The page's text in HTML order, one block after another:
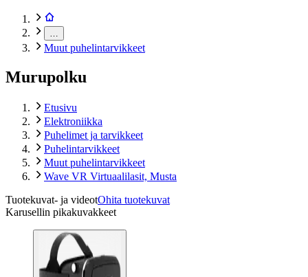
Muut puhelintarvikkeet
Murupolku
Etusivu
Elektroniikka
Puhelimet ja tarvikkeet
Puhelintarvikkeet
Muut puhelintarvikkeet
Wave VR Virtuaalilasit, Musta
Tuotekuvat- ja videotOhita tuotekuvat
Karusellin pikakuvakkeet